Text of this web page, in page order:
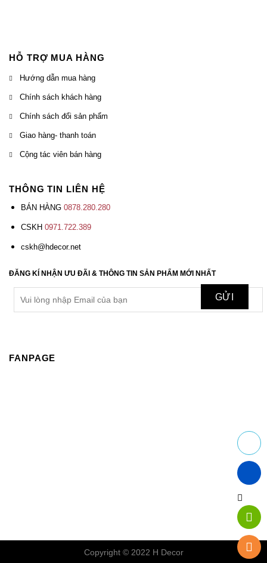
HỖ TRỢ MUA HÀNG
Hướng dẫn mua hàng
Chính sách khách hàng
Chính sách đổi sản phẩm
Giao hàng- thanh toán
Cộng tác viên bán hàng
THÔNG TIN LIÊN HỆ
BÁN HÀNG 0878.280.280
CSKH 0971.722.389
cskh@hdecor.net
ĐĂNG KÍ NHẬN ƯU ĐÃI & THÔNG TIN SẢN PHẨM MỚI NHẤT
FANPAGE
Copyright © 2022 H Decor